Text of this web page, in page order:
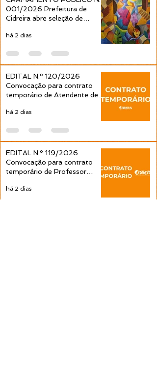
pela Prefeitura de
Cidreira
001/2026 Prefeitura de
Cidreira abre seleção de
projetos culturais pela Política
Nacional Aldir Blanc
há 2 dias
EDITAL N.º 120/2026
Convocação para contrato
temporário de Atendente de
pela Prefeitura de Cidreira
há 2 dias
EDITAL N.º 119/2026
Convocação para contrato
temporário de Professor
Séries é publicada pela
há 2 dias